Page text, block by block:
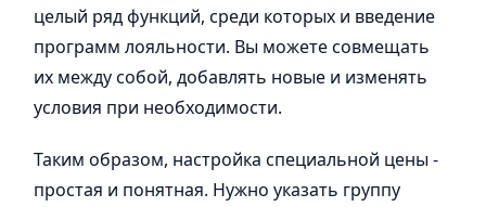
целый ряд функций, среди которых и введение
программ лояльности. Вы можете совмещать
их между собой, добавлять новые и изменять
условия при необходимости.
Таким образом, настройка специальной цены -
простая и понятная. Нужно указать группу